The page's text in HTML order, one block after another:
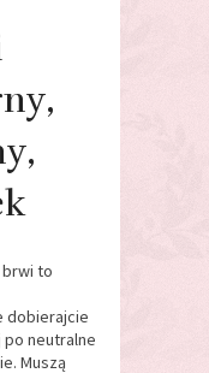
to
dobierajcie
neutralne
Muszą